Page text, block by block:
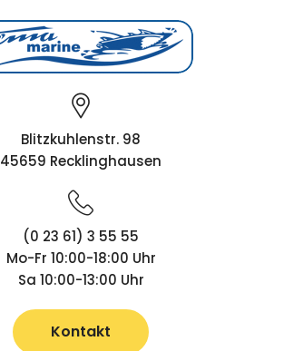
Blitzkuhlenstr. 98
45659 Recklinghausen
(0 23 61) 3 55 55
Mo-Fr 10:00-18:00 Uhr
Sa 10:00-13:00 Uhr
Kontakt